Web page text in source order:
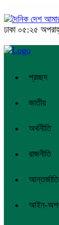
ঢাকা ০৫:২৫
প্রচ্ছদ
জাতীয়
অর্থনীতি
রাজনীতি
আইন-